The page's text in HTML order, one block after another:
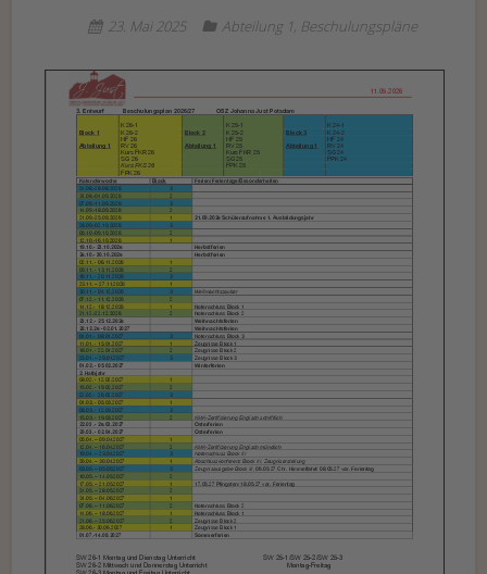
23. Mai 2025 Abteilung 1, Beschulungspläne